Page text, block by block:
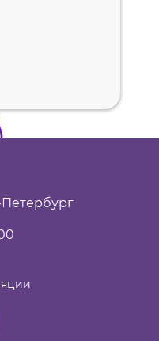
3980 ₽
300 ₽
ЛЮБОЕ
Петербург